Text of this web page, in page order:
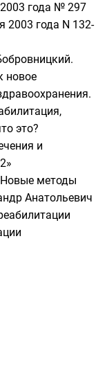
года № 297
2003 года N 132-
новое
это?
и
Новые методы
Анатольевич